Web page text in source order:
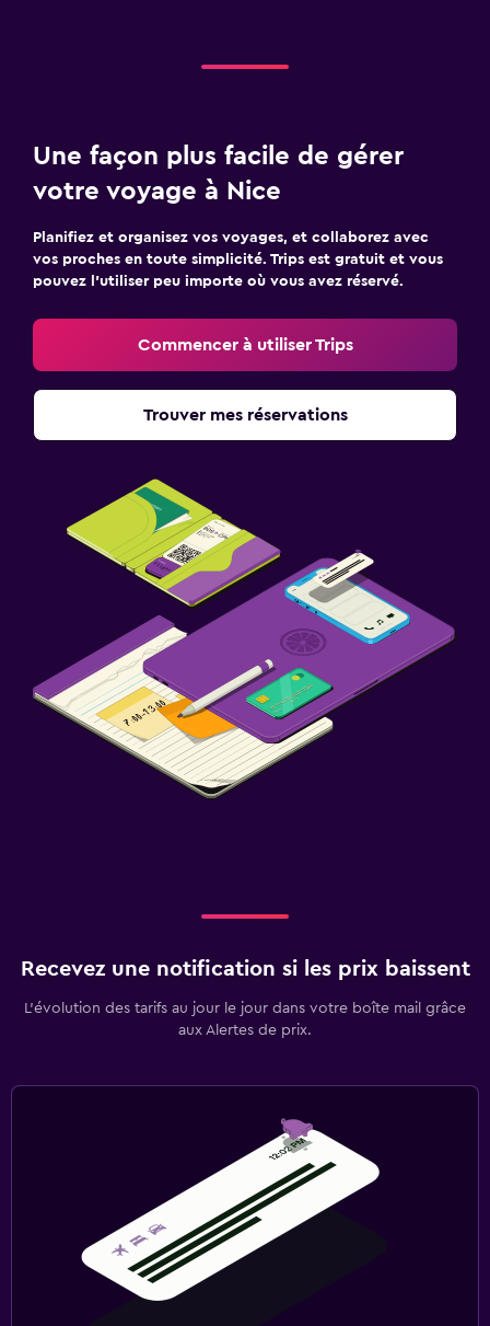
Une façon plus facile de gérer
votre voyage à Nice
Planifiez et organisez vos voyages, et collaborez avec
vos proches en toute simplicité. Trips est gratuit et vous
pouvez l’utiliser peu importe où vous avez réservé.
Commencer à utiliser Trips
Trouver mes réservations
Recevez une notification si les prix baissent
L’évolution des tarifs au jour le jour dans votre boîte mail grâce
aux Alertes de prix.